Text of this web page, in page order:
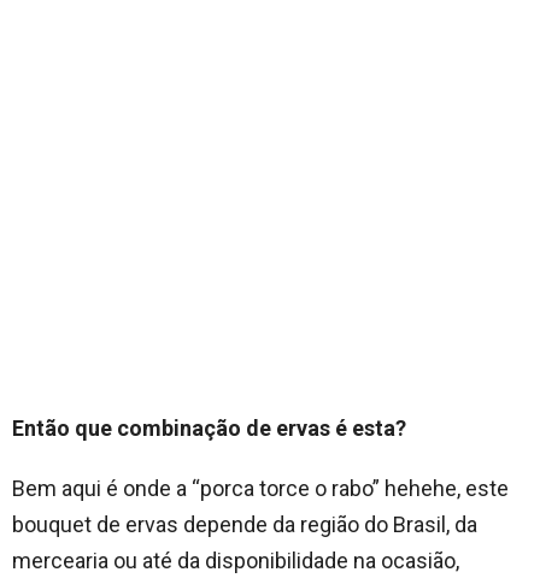
Então que combinação de ervas é esta?
Bem aqui é onde a “porca torce o rabo” hehehe, este
bouquet de ervas depende da região do Brasil, da
mercearia ou até da disponibilidade na ocasião,